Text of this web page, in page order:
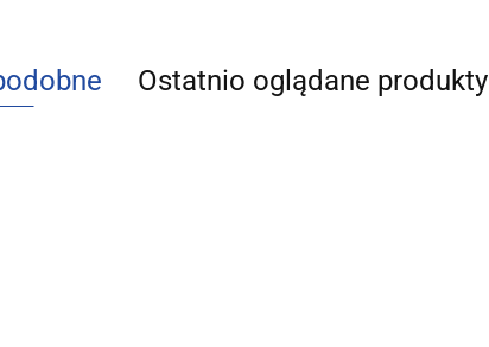
Ostatnio oglądane produkty